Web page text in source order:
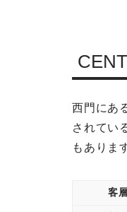
西門にあ
されてい
もありま
客